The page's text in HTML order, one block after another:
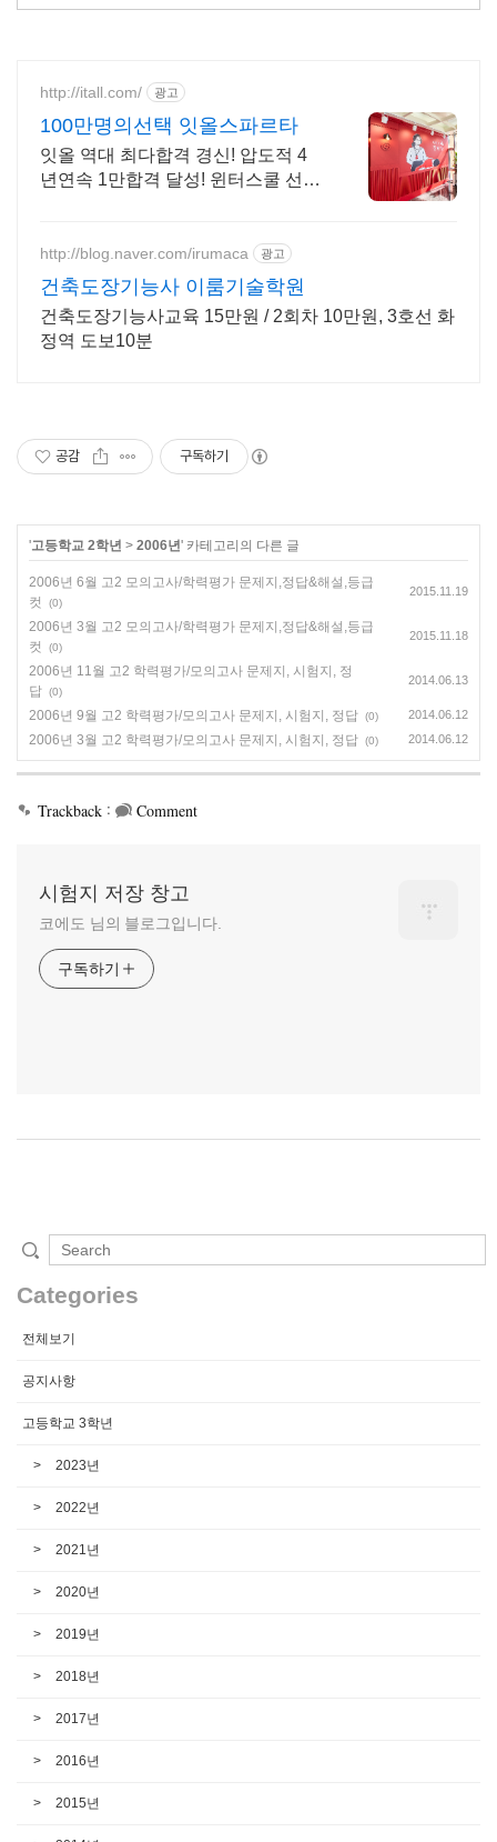
http://itall.com/ 광고
100만명의선택 잇올스파르타
잇올 역대 최다합격 경신! 압도적 4
년연속 1만합격 달성! 윈터스쿨 선착
노하우
http://blog.naver.com/irumaca 광고
건축도장기능사 이룸기술학원
건축도장기능사교육 15만원 / 2회차 10만원, 3호선 화
정역 도보10분
공감 구독하기
'고등학교 2학년 > 2006년' 카테고리의 다른 글
2006년 6월 고2 모의고사/학력평가 문제지,정답&해설,등급
컷
(0)
2015.11.19
2006년 3월 고2 모의고사/학력평가 문제지,정답&해설,등급
컷
(0)
2015.11.18
2006년 11월 고2 학력평가/모의고사 문제지, 시험지, 정
답 (0)
2014.06.13
2006년 9월 고2 학력평가/모의고사 문제지, 시험지, 정답 (0) 2014.06.12
2006년 3월 고2 학력평가/모의고사 문제지, 시험지, 정답 (0) 2014.06.12
Trackback : Comment
시험지 저장 창고
코에도 님의 블로그입니다.
구독하기
Categories
전체보기
공지사항
고등학교 3학년
2023년
2022년
2021년
2020년
2019년
2018년
2017년
2016년
2015년